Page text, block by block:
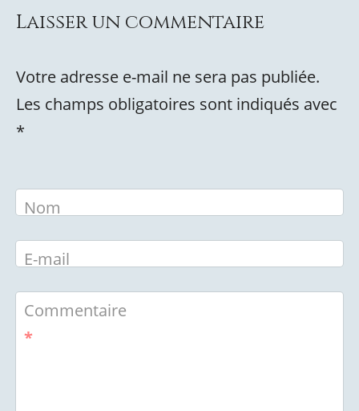
Laisser un commentaire
Votre adresse e-mail ne sera pas publiée.
Les champs obligatoires sont indiqués avec
*
Nom
E-mail
Commentaire
*